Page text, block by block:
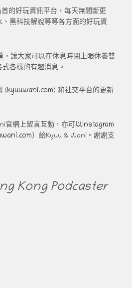
的好玩資訊平台，每天無間斷更
黑科技解說等等各方面的好玩資
，讓大家可以在休息時閉上眼休養雙
各樣的有趣消息。
(kyuuwani.com) 和社交平台的更新
官網上留言互動，亦可以Instagram
）給Kyuu & Wani。謝謝支
Kong Podcaster